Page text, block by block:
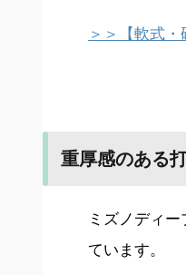
＞＞【軟式
重厚感のある
ミズノディ
ています。